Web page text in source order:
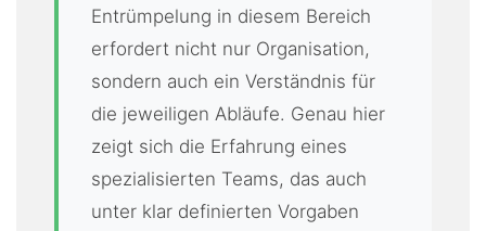
Entrümpelung in diesem Bereich
erfordert nicht nur Organisation,
sondern auch ein Verständnis für
die jeweiligen Abläufe. Genau hier
zeigt sich die Erfahrung eines
spezialisierten Teams, das auch
unter klar definierten Vorgaben